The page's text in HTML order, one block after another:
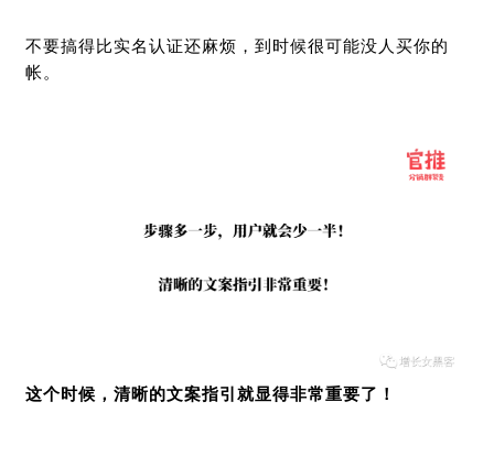
不要搞得比实名认证还麻烦，到时候很可能没人买你的
帐。
这个时候，清晰的文案指引就显得非常重要了！